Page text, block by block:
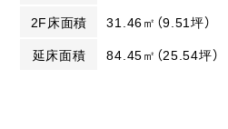
2F床面積
31.46㎡（9.51坪）
延床面積
84.45㎡（25.54坪）